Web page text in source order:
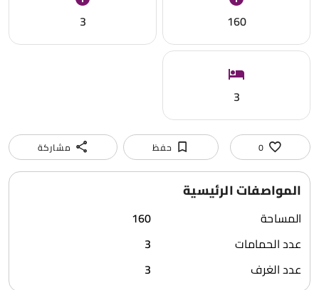
160
3
3
0 حفظ مشاركة
المواصفات الرئيسية
المساحة
160
عدد الحمامات
3
عدد الغرف
3